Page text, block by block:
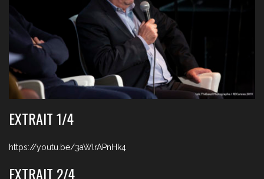
EXTRAIT 1/4
https://youtu.be/3aWlrAPnHk4
EXTRAIT 2/4